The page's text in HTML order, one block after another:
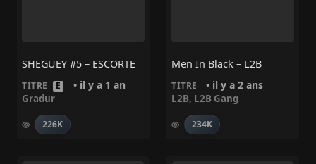
SHEGUEY #5 – ESCORTE
TITRE E • il y a 1 an
Gradur
226K
Men In Black – L2B
TITRE • il y a 2 ans
L2B, L2B Gang
234K